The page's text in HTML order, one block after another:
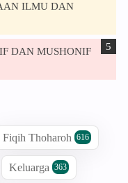
ILMU DAN
DAN MUSHONIF
Fiqih Thoharoh 616
Keluarga 363